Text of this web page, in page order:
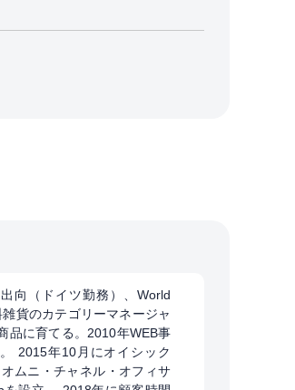
向（ドイツ勤務）、World
貨のカテゴリーマネージャ
品に育てる。2010年WEB事
2015年10月にオイシック
ムニ・チャネル・オフィサ